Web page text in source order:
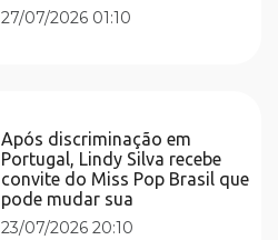
27/07/2026 01:10
Após discriminação em
Portugal, Lindy Silva recebe
convite do Miss Pop Brasil que
pode mudar sua
23/07/2026 20:10